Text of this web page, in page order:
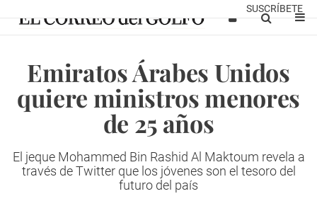
SUSCRÍBETE
Emiratos Árabes Unidos
quiere ministros menores
de 25 años
El jeque Mohammed Bin Rashid Al Maktoum revela a
través de Twitter que los jóvenes son el tesoro del
futuro del país